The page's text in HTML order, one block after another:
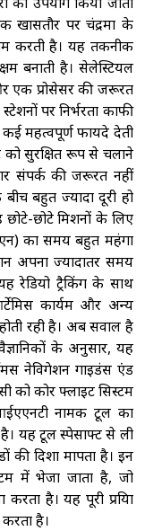
खासतौर पर चंद्रमा के
करती है। यह तकनीक
बनाती है। सेलेस्टियल
एक प्रोसेसर की जरूरत
पर निर्भरता काफी
महत्वपूर्ण फायदे देती
को सुरक्षित रूप से चलाने
संपर्क की जरूरत नहीं
बहुत ज्यादा दूरी हो
छोटे मिशनों के लिए
का समय बहुत महंगा
अपना ज्यादातर समय
रेडियो ट्रैकिंग के साथ
कार्यक्रम और अन्य
रही है। अब सवाल है
के अनुसार, यह
नेविगेशन गाइडंस एंड
को कोर फ्लाइट सिस्टम
नामक टूल का
यह टूल स्पेसक्राफ्ट से ली
की दिशा मापता है। इन
में भेजा जाता है, जो
है। यह पूरी प्रक्रिया
है।